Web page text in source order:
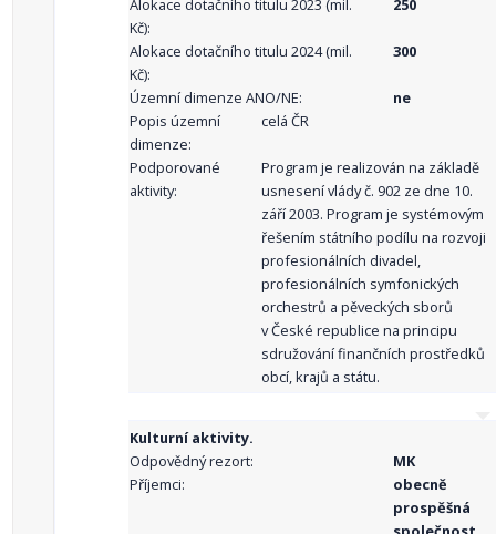
Alokace dotačního titulu 2023 (mil.
Kč):
250
Alokace dotačního titulu 2024 (mil.
Kč):
300
Územní dimenze ANO/NE:
ne
Popis územní
dimenze:
celá ČR
Podporované
aktivity:
Program je realizován na základě
usnesení vlády č. 902 ze dne 10.
září 2003. Program je systémovým
řešením státního podílu na rozvoji
profesionálních divadel,
profesionálních symfonických
orchestrů a pěveckých sborů
v České republice na principu
sdružování finančních prostředků
obcí, krajů a státu.
Kulturní aktivity.
Odpovědný rezort:
MK
Příjemci:
obecně
prospěšná